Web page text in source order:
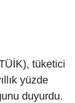
tüketici
yüzde
duyurdu.